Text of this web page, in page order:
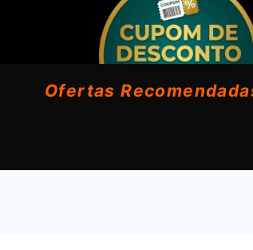
Ofertas